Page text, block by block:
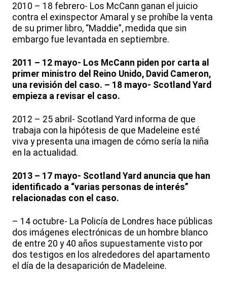
2010 – 18 febrero- Los McCann ganan el juicio
contra el exinspector Amaral y se prohíbe la venta
de su primer libro, “Maddie”, medida que sin
embargo fue levantada en septiembre.
2011 – 12 mayo- Los McCann piden por carta al
primer ministro del Reino Unido, David Cameron,
una revisión del caso. – 18 mayo- Scotland Yard
empieza a revisar el caso.
2012 – 25 abril- Scotland Yard informa de que
trabaja con la hipótesis de que Madeleine esté
viva y presenta una imagen de cómo sería la niña
en la actualidad.
2013 – 17 mayo- Scotland Yard anuncia que han
identificado a “varias personas de interés”
relacionadas con el caso.
– 14 octubre- La Policía de Londres hace públicas
dos imágenes electrónicas de un hombre blanco
de entre 20 y 40 años supuestamente visto por
dos testigos en los alrededores del apartamento
el día de la desaparición de Madeleine.